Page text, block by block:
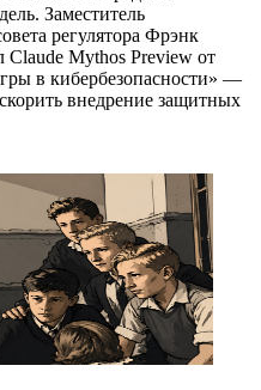
Заместитель
регулятора Фрэнк
Claude Mythos Preview от
в кибербезопасности» —
внедрение защитных